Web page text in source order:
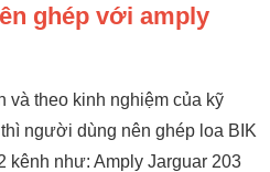
ghép với amply
và theo kinh nghiệm của kỹ
người dùng nên ghép loa BIK
kênh như: Amply Jarguar 203